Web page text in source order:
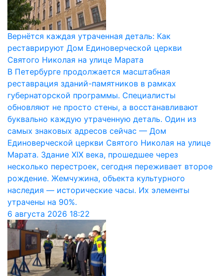
Вернётся каждая утраченная деталь: Как
реставрируют Дом Единоверческой церкви
Святого Николая на улице Марата
В Петербурге продолжается масштабная
реставрация зданий-памятников в рамках
губернаторской программы. Специалисты
обновляют не просто стены, а восстанавливают
буквально каждую утраченную деталь. Один из
самых знаковых адресов сейчас — Дом
Единоверческой церкви Святого Николая на улице
Марата. Здание XIX века, прошедшее через
несколько перестроек, сегодня переживает второе
рождение. Жемчужина, объекта культурного
наследия — исторические часы. Их элементы
утрачены на 90%.
6 августа 2026 18:22